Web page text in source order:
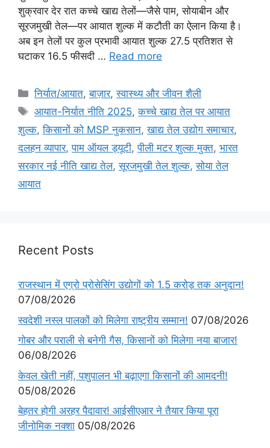
शुक्रवार देर रात कच्चे खाद्य तेलों—जैसे पाम, सोयाबीन और
सूरजमुखी तेल—पर आयात शुल्क में कटौती का ऐलान किया है।
अब इन तेलों पर कुल प्रभावी आयात शुल्क 27.5 प्रतिशत से
घटाकर 16.5 फीसदी … Read more
निर्यात/आयात,बाज़ार,स्वास्थ्य और जीवन शैली
आयात-निर्यात नीति 2025,कच्चे खाद्य तेल पर आयात
शुल्क,किसानों को MSP नुकसान,खाद्य तेल उद्योग समाचार,
दलहन व्यापार,पाम ऑयल ड्यूटी,पीली मटर शुल्क मुक्त, भारत
सरकार नई नीति खाद्य तेल,सूरजमुखी तेल शुल्क,सोया तेल
आयात
Recent Posts
राजस्थान में एग्रो प्रोसेसिंग उद्योगों को 1.5 करोड़ तक अनुदान!
07/08/2026
स्वदेशी नस्ल पालकों को मिलेगा राष्ट्रीय सम्मान! 07/08/2026
गोबर और पराली से बनेगी गैस, किसानों को मिलेगा नया बाजार!
06/08/2026
केवल खेती नहीं, पशुपालन भी बढ़ाएगा किसानों की आमदनी!
05/08/2026
बेहतर होगी अरहर पैदावार! आईसीएआर ने तैयार किया पूरा
जीनोमिक नक्शा 05/08/2026